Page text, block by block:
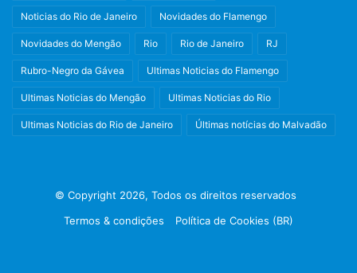
Noticias do Rio de Janeiro Novidades do Flamengo
Novidades do Mengão Rio Rio de Janeiro RJ
Rubro-Negro da Gávea Ultimas Noticias do Flamengo
Ultimas Noticias do Mengão Ultimas Noticias do Rio
Ultimas Noticias do Rio de Janeiro Últimas notícias do Malvadão
© Copyright 2026, Todos os direitos reservados
Termos & condições
Política de Cookies (BR)